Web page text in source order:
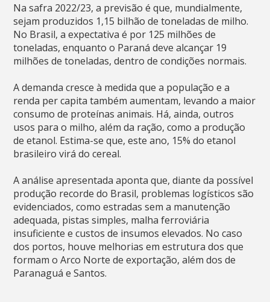
Na safra 2022/23, a previsão é que, mundialmente,
sejam produzidos 1,15 bilhão de toneladas de milho.
No Brasil, a expectativa é por 125 milhões de
toneladas, enquanto o Paraná deve alcançar 19
milhões de toneladas, dentro de condições normais.
A demanda cresce à medida que a população e a
renda per capita também aumentam, levando a maior
consumo de proteínas animais. Há, ainda, outros
usos para o milho, além da ração, como a produção
de etanol. Estima-se que, este ano, 15% do etanol
brasileiro virá do cereal.
A análise apresentada aponta que, diante da possível
produção recorde do Brasil, problemas logísticos são
evidenciados, como estradas sem a manutenção
adequada, pistas simples, malha ferroviária
insuficiente e custos de insumos elevados. No caso
dos portos, houve melhorias em estrutura dos que
formam o Arco Norte de exportação, além dos de
Paranaguá e Santos.